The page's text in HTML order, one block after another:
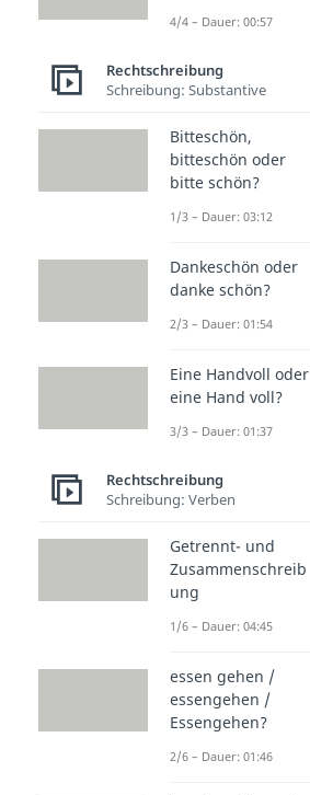
4/4 – Dauer: 00:57
Rechtschreibung
Schreibung: Substantive
Bitteschön,
bitteschön oder
bitte schön?
1/3 – Dauer: 03:12
Dankeschön oder
danke schön?
2/3 – Dauer: 01:54
Eine Handvoll oder
eine Hand voll?
3/3 – Dauer: 01:37
Rechtschreibung
Schreibung: Verben
Getrennt- und
Zusammenschreib
ung
1/6 – Dauer: 04:45
essen gehen /
essengehen /
Essengehen?
2/6 – Dauer: 01:46